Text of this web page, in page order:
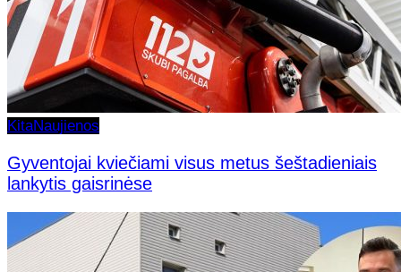
KitaNaujienos
Gyventojai kviečiami visus metus šeštadieniais
lankytis gaisrinėse